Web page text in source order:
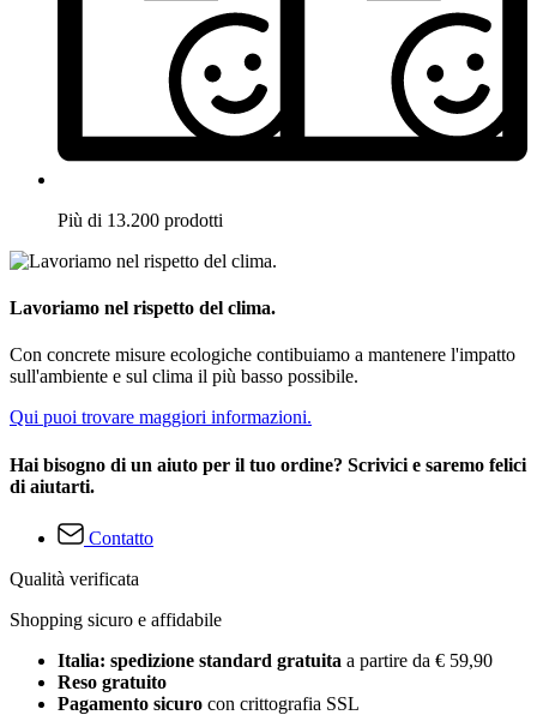
Più di 13.200 prodotti
Lavoriamo nel rispetto del clima.
Con concrete misure ecologiche contibuiamo a mantenere l'impatto
sull'ambiente e sul clima il più basso possibile.
Qui puoi trovare maggiori informazioni.
Hai bisogno di un aiuto per il tuo ordine? Scrivici e saremo felici
di aiutarti.
Contatto
Qualità verificata
Shopping sicuro e affidabile
Italia: spedizione standard gratuita a partire da € 59,90
Reso gratuito
Pagamento sicuro con crittografia SSL